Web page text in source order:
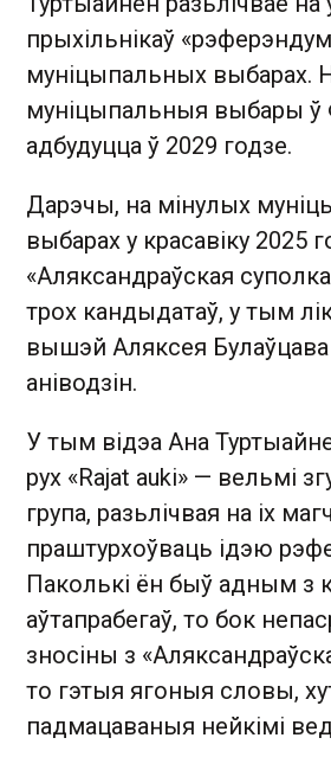
прыхільнікаў
муніцыпальных выбарах.
муніцыпальныя выбары ў
адбудуцца ў 2029 годзе.
Дарэчы, на мінулых
выбарах у красавіку 2025
«Аляксандраўская
трох кандыдатаў, у тым
вышэй Аляксея
аніводзін.
У тым відэа Ана
рух «Rajat auki» — вельмі
група, разьлічвая на іх
праштурхоўваць ідэю
Паколькі ён быў адным з
аўтапрабегаў, то бок
зносіны з
то гэтыя ягоныя словы,
падмацаваныя нейкімі